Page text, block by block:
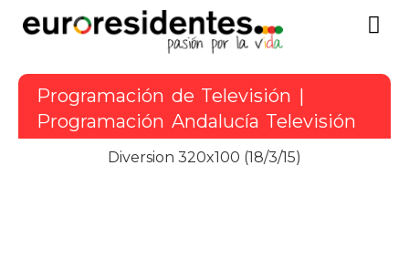
Programación de Televisión
Programación Andalucía Televisión
Diversion 320x100 (18/3/15)